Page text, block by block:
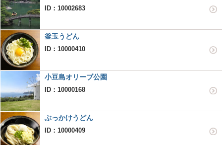
ID：10002683
釜玉うどん
ID：10000410
小豆島オリーブ公園
ID：10000168
ぶっかけうどん
ID：10000409